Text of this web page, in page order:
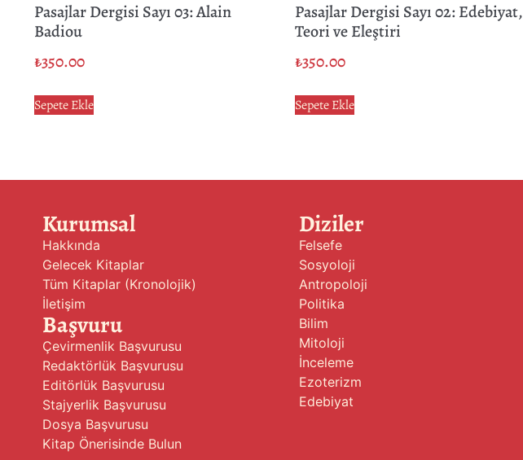
Pasajlar Dergisi Sayı 03: Alain
Badiou
₺350.00
Sepete Ekle
Pasajlar Dergisi Sayı 02: Edebiyat,
Teori ve Eleştiri
₺350.00
Sepete Ekle
Kurumsal
Hakkında
Gelecek Kitaplar
Tüm Kitaplar (Kronolojik)
İletişim
Başvuru
Çevirmenlik Başvurusu
Redaktörlük Başvurusu
Editörlük Başvurusu
Stajyerlik Başvurusu
Dosya Başvurusu
Kitap Önerisinde Bulun
Diziler
Felsefe
Sosyoloji
Antropoloji
Politika
Bilim
Mitoloji
İnceleme
Ezoterizm
Edebiyat